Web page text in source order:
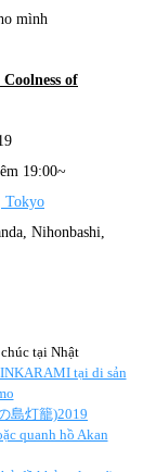
mình
of
19:00~
Tokyo
Nihonbashi,
tại Nhật
tại di sản
島灯籠)2019​
quanh hồ Akan